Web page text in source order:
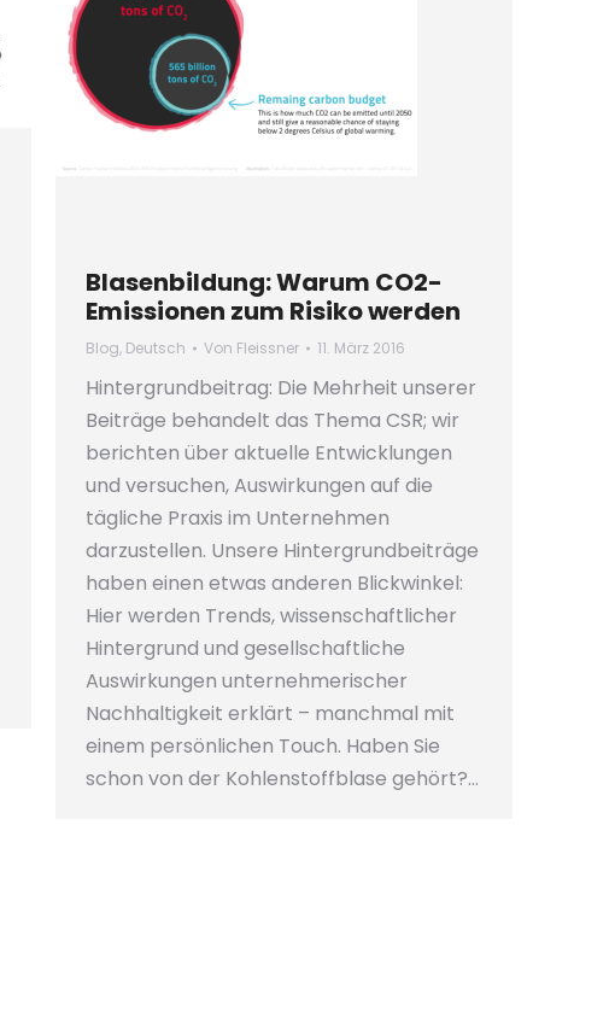
Blasenbildung: Warum CO2-
Emissionen zum Risiko werden
Blog, Deutsch Von Fleissner 11. März 2016
Hintergrundbeitrag: Die Mehrheit unserer
Beiträge behandelt das Thema CSR; wir
berichten über aktuelle Entwicklungen
und versuchen, Auswirkungen auf die
tägliche Praxis im Unternehmen
darzustellen. Unsere Hintergrundbeiträge
haben einen etwas anderen Blickwinkel:
Hier werden Trends, wissenschaftlicher
Hintergrund und gesellschaftliche
Auswirkungen unternehmerischer
Nachhaltigkeit erklärt – manchmal mit
einem persönlichen Touch. Haben Sie
schon von der Kohlenstoffblase gehört?…